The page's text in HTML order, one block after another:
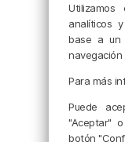
analíticos
base a un
navegación
Para más
Puede
"Aceptar"
botón